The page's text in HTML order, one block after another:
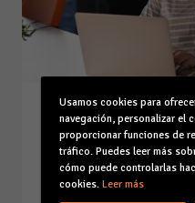
Qué es un
colectivo para
17-09-24
Leer la noticia
Usamos cookies para
navegación, personalizar el
proporcionar funciones de
tráfico. Puedes leer más
cómo puede controlarlas
cookies. Leer más